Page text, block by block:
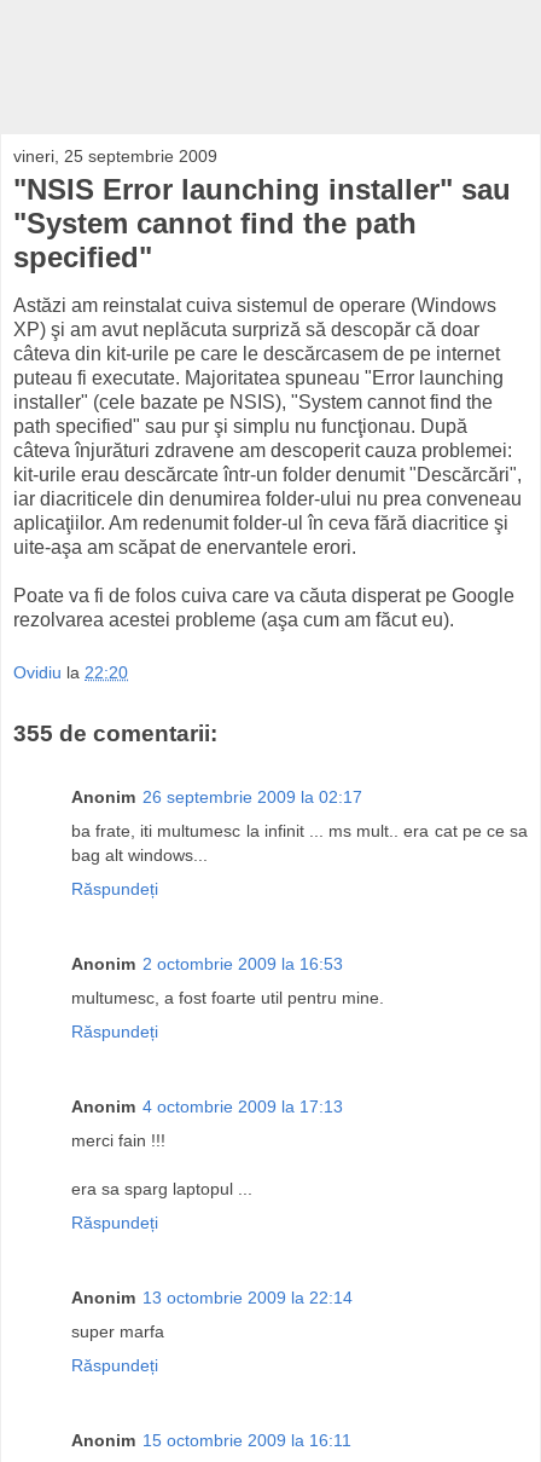
vineri, 25 septembrie 2009
"NSIS Error launching installer" sau
"System cannot find the path
specified"
Astăzi am reinstalat cuiva sistemul de operare (Windows
XP) şi am avut neplăcuta surpriză să descopăr că doar
câteva din kit-urile pe care le descărcasem de pe internet
puteau fi executate. Majoritatea spuneau "Error launching
installer" (cele bazate pe NSIS), "System cannot find the
path specified" sau pur şi simplu nu funcţionau. După
câteva înjurături zdravene am descoperit cauza problemei:
kit-urile erau descărcate într-un folder denumit "Descărcări",
iar diacriticele din denumirea folder-ului nu prea conveneau
aplicaţiilor. Am redenumit folder-ul în ceva fără diacritice şi
uite-aşa am scăpat de enervantele erori.
Poate va fi de folos cuiva care va căuta disperat pe Google
rezolvarea acestei probleme (aşa cum am făcut eu).
Ovidiu la 22:20
355 de comentarii:
Anonim 26 septembrie 2009 la 02:17
ba frate, iti multumesc la infinit ... ms mult.. era cat pe ce sa
bag alt windows...
Răspundeți
Anonim 2 octombrie 2009 la 16:53
multumesc, a fost foarte util pentru mine.
Răspundeți
Anonim 4 octombrie 2009 la 17:13
merci fain !!!
era sa sparg laptopul ...
Răspundeți
Anonim 13 octombrie 2009 la 22:14
super marfa
Răspundeți
Anonim 15 octombrie 2009 la 16:11